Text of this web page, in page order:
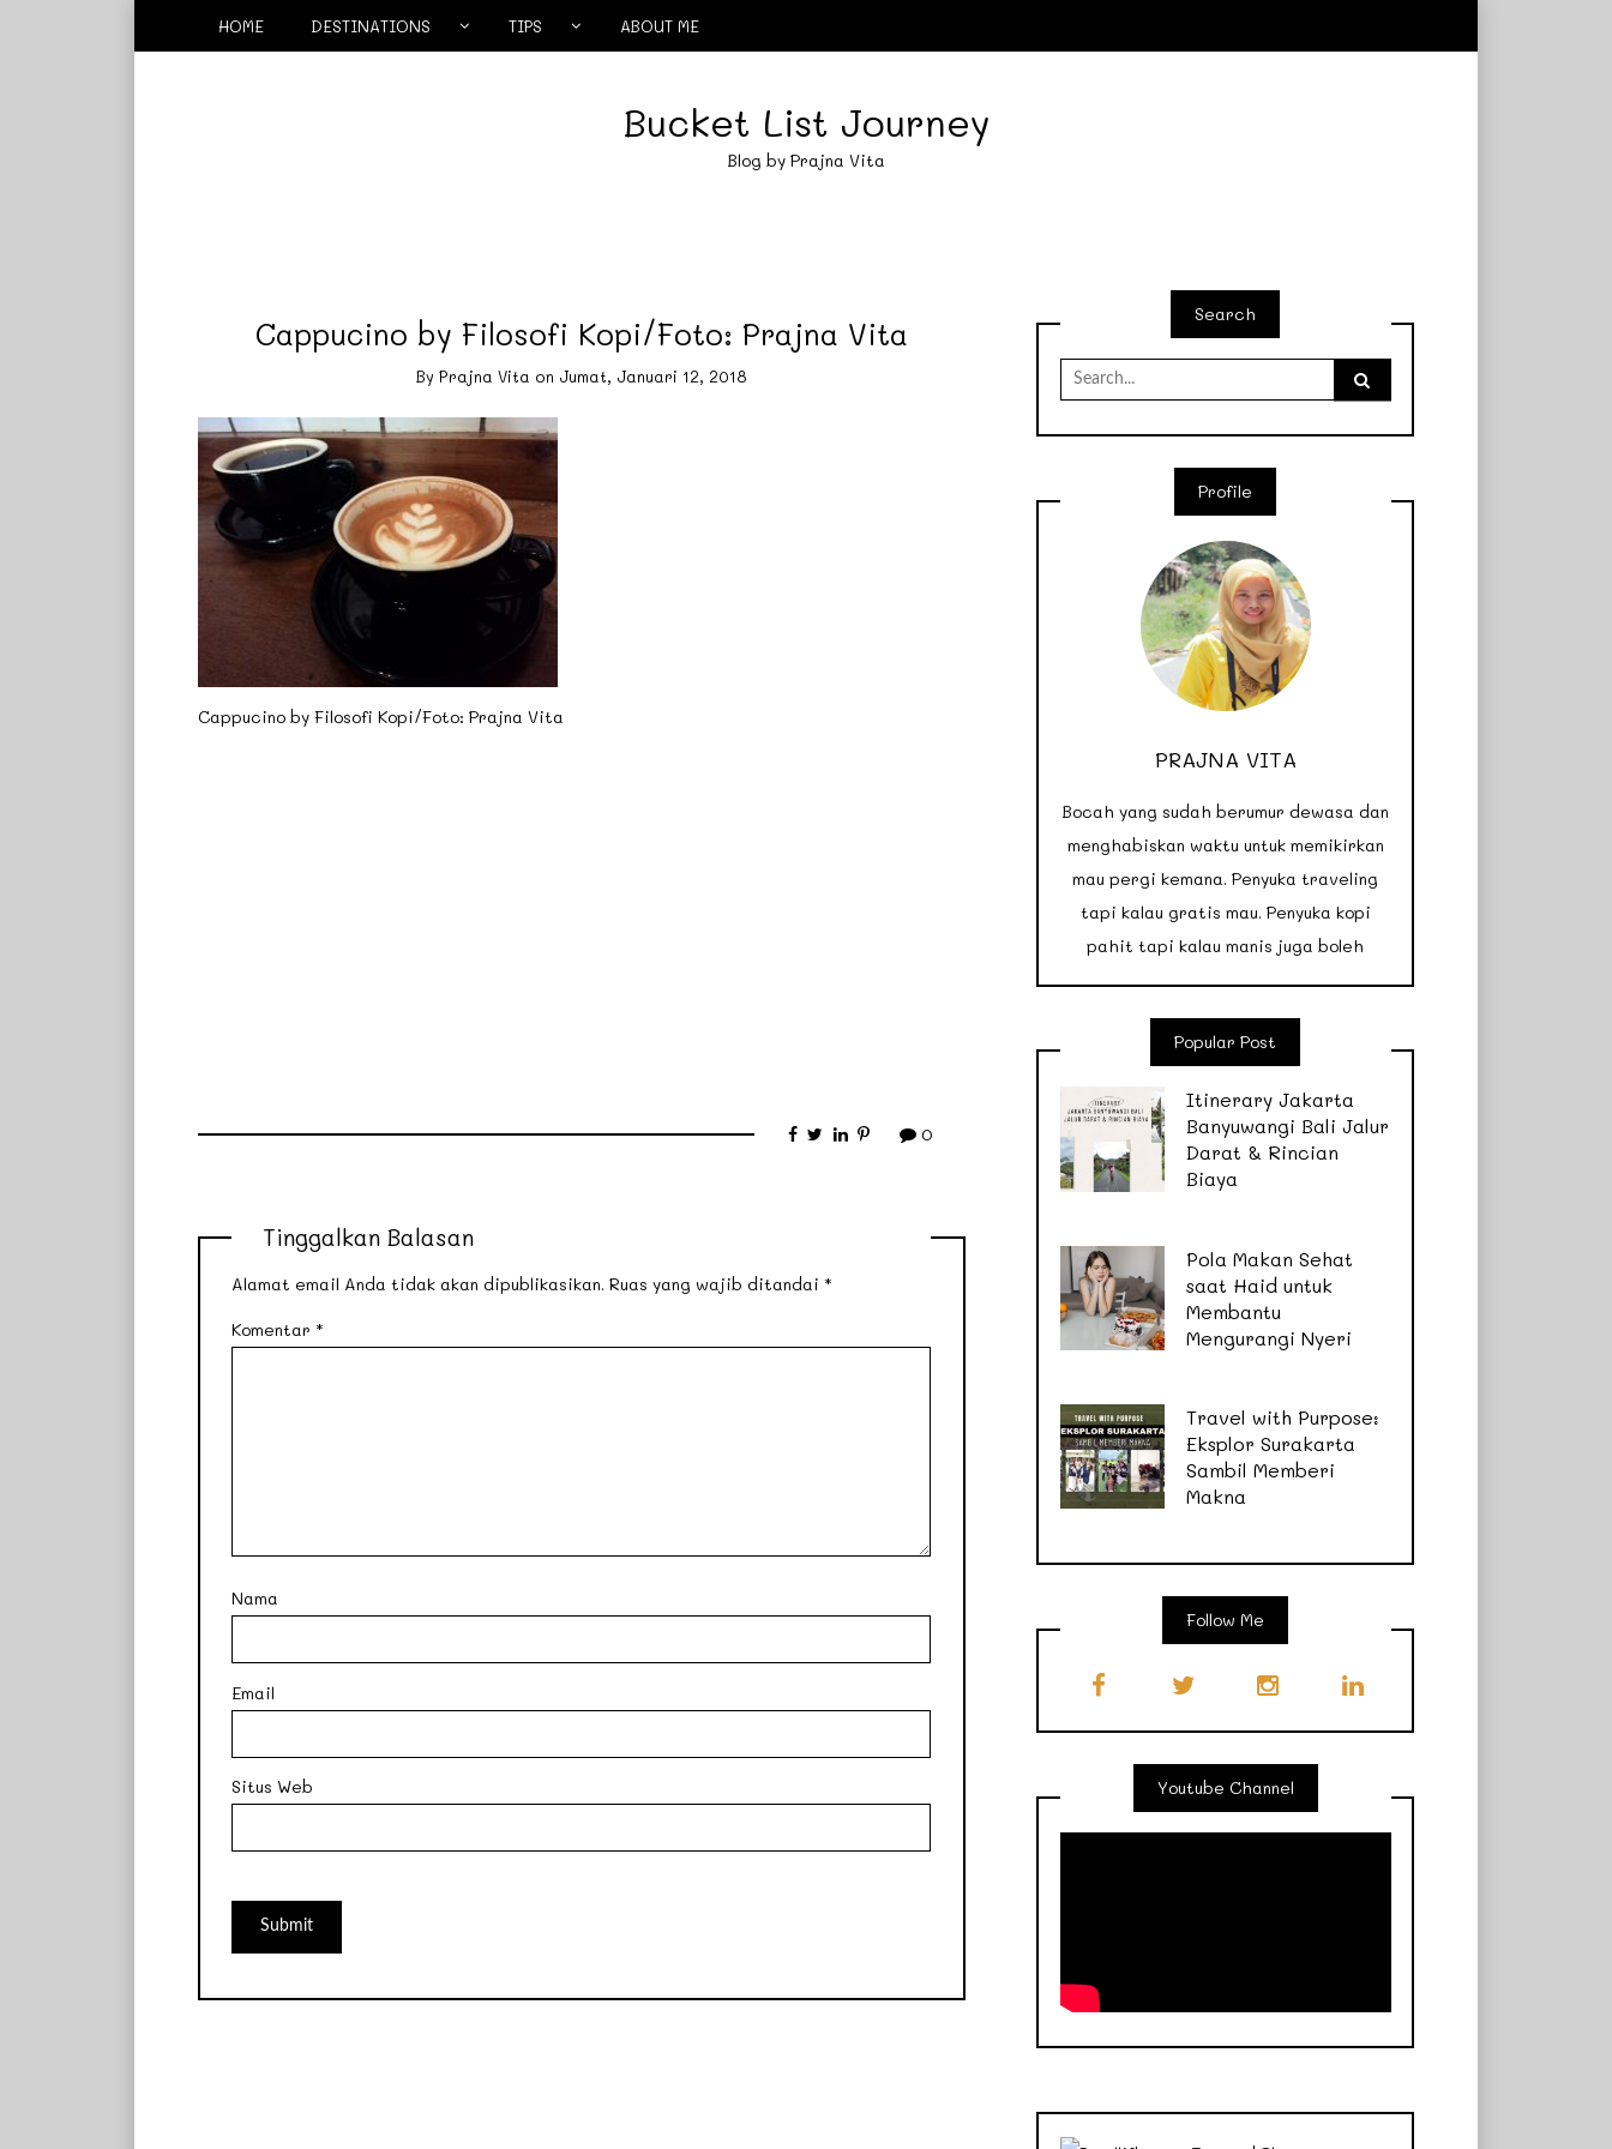
HOME DESTINATIONS TIPS ABOUT ME
Bucket List Journey
Blog by Prajna Vita
Cappucino by Filosofi Kopi/Foto: Prajna Vita
By Prajna Vita on Jumat, Januari 12, 2018
Cappucino by Filosofi Kopi/Foto: Prajna Vita
0
Tinggalkan Balasan
Alamat email Anda tidak akan dipublikasikan. Ruas yang wajib ditandai *
Komentar *
Nama
Email
Situs Web
Search
Search
for:
Profile
PRAJNA VITA
Bocah yang sudah berumur dewasa dan
menghabiskan waktu untuk memikirkan
mau pergi kemana. Penyuka traveling
tapi kalau gratis mau. Penyuka kopi
pahit tapi kalau manis juga boleh
Popular Post
Itinerary Jakarta
Banyuwangi Bali Jalur
Darat & Rincian
Biaya
Pola Makan Sehat
saat Haid untuk
Membantu
Mengurangi Nyeri
Travel with Purpose:
Eksplor Surakarta
Sambil Memberi
Makna
Follow Me
Youtube Channel